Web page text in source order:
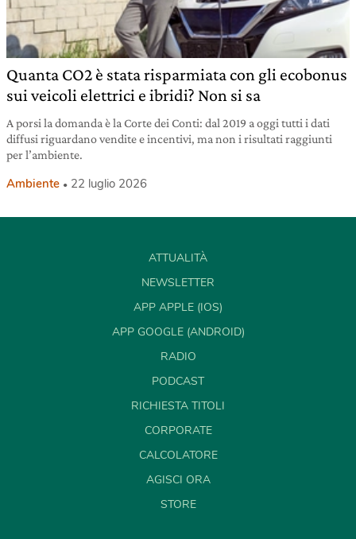
Quanta CO2 è stata risparmiata con gli ecobonus
sui veicoli elettrici e ibridi? Non si sa
A porsi la domanda è la Corte dei Conti: dal 2019 a oggi tutti i dati
diffusi riguardano vendite e incentivi, ma non i risultati raggiunti
per l’ambiente.
Ambiente 22 luglio 2026
ATTUALITÀ
NEWSLETTER
APP APPLE (IOS)
APP GOOGLE (ANDROID)
RADIO
PODCAST
RICHIESTA TITOLI
CORPORATE
CALCOLATORE
AGISCI ORA
STORE